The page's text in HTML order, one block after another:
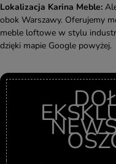
Lokalizacja Karina Meble:
obok Warszawy. Oferujemy
meble loftowe w stylu
dzięki mapie Google powyżej.